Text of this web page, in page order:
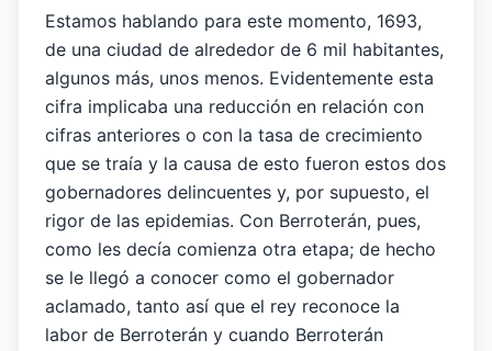
Estamos hablando para este momento, 1693,
de una ciudad de alrededor de 6 mil habitantes,
algunos más, unos menos. Evidentemente esta
cifra implicaba una reducción en relación con
cifras anteriores o con la tasa de crecimiento
que se traía y la causa de esto fueron estos dos
gobernadores delincuentes y, por supuesto, el
rigor de las epidemias. Con Berroterán, pues,
como les decía comienza otra etapa; de hecho
se le llegó a conocer como el gobernador
aclamado, tanto así que el rey reconoce la
labor de Berroterán y cuando Berroterán